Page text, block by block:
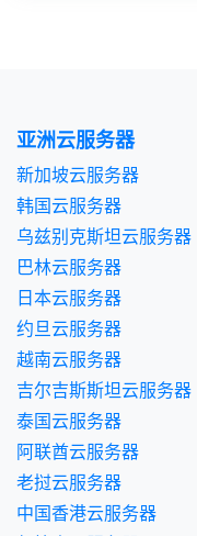
亚洲云服务器
新加坡云服务器
韩国云服务器
乌兹别克斯坦云服务器
巴林云服务器
日本云服务器
约旦云服务器
越南云服务器
吉尔吉斯斯坦云服务器
泰国云服务器
阿联酋云服务器
老挝云服务器
中国香港云服务器